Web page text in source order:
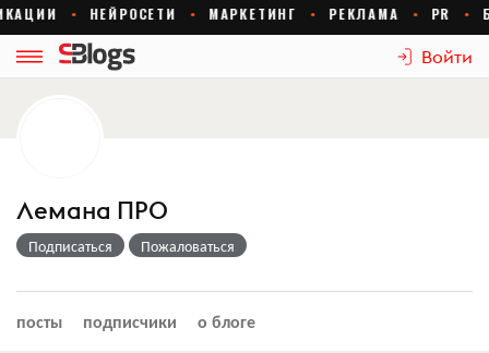
Войти
Лемана ПРО
Подписаться Пожаловаться
посты подписчики о блоге